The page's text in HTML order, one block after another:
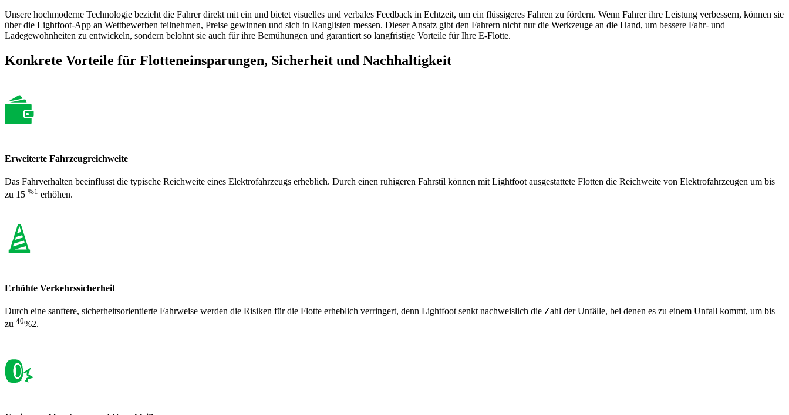
Unsere hochmoderne Technologie bezieht die Fahrer direkt mit ein und bietet visuelles und verbales Feedback in Echtzeit, um ein flüssigeres Fahren zu fördern. Wenn Fahrer ihre Leistung verbessern, können sie
über die Lightfoot-App an Wettbewerben teilnehmen, Preise gewinnen und sich in Ranglisten messen. Dieser Ansatz gibt den Fahrern nicht nur die Werkzeuge an die Hand, um bessere Fahr- und
Ladegewohnheiten zu entwickeln, sondern belohnt sie auch für ihre Bemühungen und garantiert so langfristige Vorteile für Ihre E-Flotte.
Konkrete Vorteile für Flotteneinsparungen, Sicherheit und Nachhaltigkeit
Erweiterte Fahrzeugreichweite
Das Fahrverhalten beeinflusst die typische Reichweite eines Elektrofahrzeugs erheblich. Durch einen ruhigeren Fahrstil können mit Lightfoot ausgestattete Flotten die Reichweite von Elektrofahrzeugen um bis
zu 15 %1 erhöhen.
Erhöhte Verkehrssicherheit
Durch eine sanftere, sicherheitsorientierte Fahrweise werden die Risiken für die Flotte erheblich verringert, denn Lightfoot senkt nachweislich die Zahl der Unfälle, bei denen es zu einem Unfall kommt, um bis
zu 40%2.